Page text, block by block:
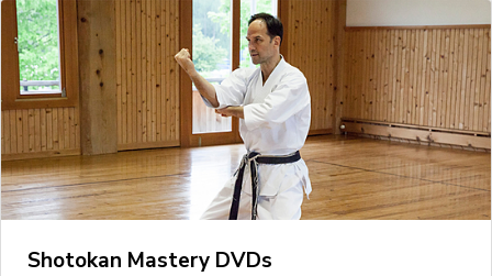
Shotokan Mastery DVDs